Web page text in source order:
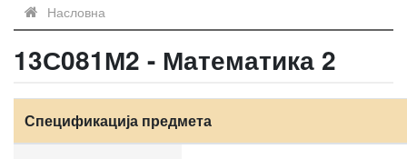
Насловна
13С081М2 - Математика 2
Спецификација предмета